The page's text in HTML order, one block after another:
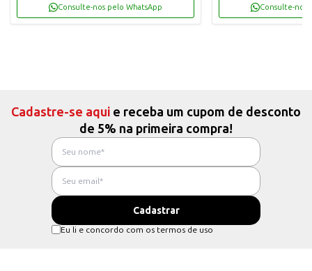
Consulte-nos pelo WhatsApp Consulte-nos
Cadastre-se aqui e receba um cupom de desconto
de 5% na primeira compra!
Eu li e concordo com os termos de uso